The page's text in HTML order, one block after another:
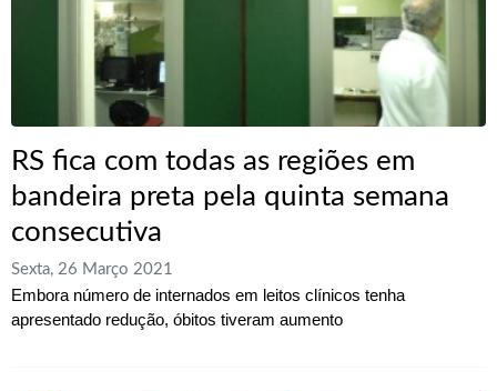
RS fica com todas as regiões em
bandeira preta pela quinta semana
consecutiva
Sexta, 26 Março 2021
Embora número de internados em leitos clínicos tenha
apresentado redução, óbitos tiveram aumento